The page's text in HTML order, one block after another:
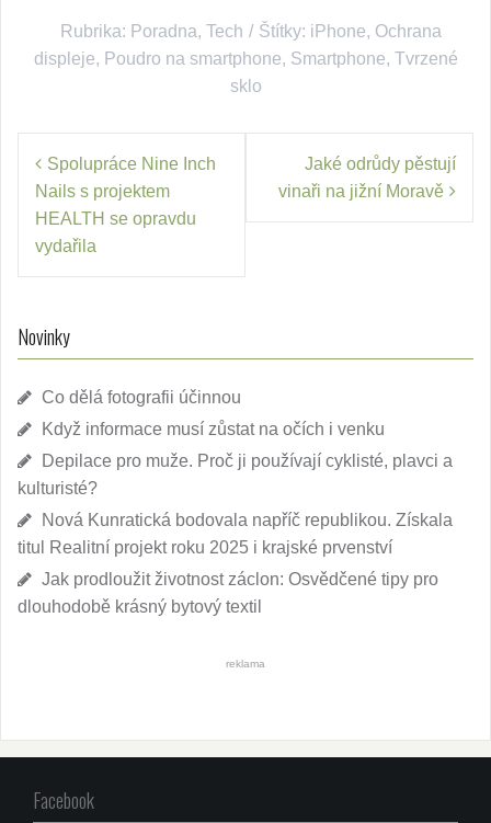
Rubrika: Poradna, Tech Štítky: iPhone, Ochrana
displeje, Poudro na smartphone, Smartphone, Tvrzené
sklo
Navigace
pro
příspěvek
Spolupráce Nine Inch
Nails s projektem
HEALTH se opravdu
vydařila
Jaké odrůdy pěstují
vinaři na jižní Moravě
Novinky
Co dělá fotografii účinnou
Když informace musí zůstat na očích i venku
Depilace pro muže. Proč ji používají cyklisté, plavci a
kulturisté?
Nová Kunratická bodovala napříč republikou. Získala
titul Realitní projekt roku 2025 i krajské prvenství
Jak prodloužit životnost záclon: Osvědčené tipy pro
dlouhodobě krásný bytový textil
reklama
Facebook